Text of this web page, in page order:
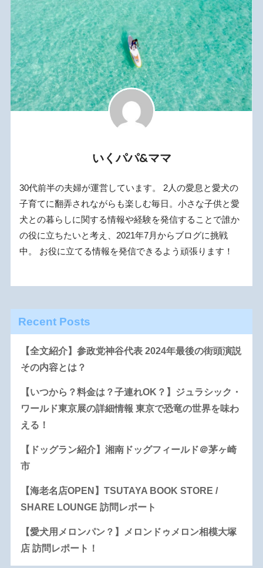
いくパパ&ママ
30代前半の夫婦が運営しています。 2人の愛息と愛犬の
子育てに翻弄されながらも楽しむ毎日。小さな子供と愛
犬との暮らしに関する情報や経験を発信することで誰か
の役に立ちたいと考え、2021年7月からブログに挑戦
中。 お役に立てる情報を発信できるよう頑張ります！
Recent Posts
【全文紹介】参政党神谷代表 2024年最後の街頭演説
その内容とは？
【いつから？料金は？子連れOK？】ジュラシック・
ワールド東京展の詳細情報 東京で恐竜の世界を味わ
える！
【ドッグラン紹介】湘南ドッグフィールド＠茅ヶ崎
市
【海老名店OPEN】TSUTAYA BOOK STORE /
SHARE LOUNGE 訪問レポート
【愛犬用メロンパン？】メロンドゥメロン相模大塚
店 訪問レポート！